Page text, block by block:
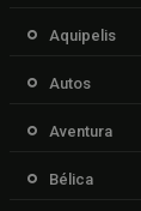
Aquipelis
Autos
Aventura
Bélica